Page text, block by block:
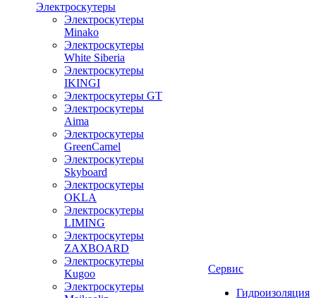
Электроскутеры
Электроскутеры
Minako
Электроскутеры
White Siberia
Электроскутеры
IKINGI
Электроскутеры GT
Электроскутеры
Aima
Электроскутеры
GreenCamel
Электроскутеры
Skyboard
Электроскутеры
OKLA
Электроскутеры
LIMING
Электроскутеры
ZAXBOARD
Электроскутеры
Kugoo
Электроскутеры
Сервис
Гидроизоляция